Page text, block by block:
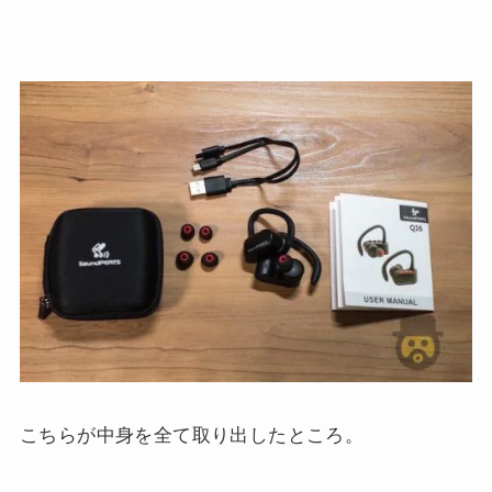
こちらが中身を全て取り出したところ。